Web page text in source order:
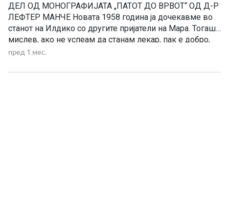
ДЕЛ ОД МОНОГРАФИЈАТА „ПАТОТ ДО ВРВОТ“ OД Д-Р
ЛЕФТЕР МАНЧЕ Новата 1958 година ја дочекавме во
станот на Илдико со другите пријатели на Мара. Тогаш
мислев, ако не успеам да станам лекар, пак е добро,
зашто имам убава девојка и почнав да чувствувам
професор по физичка култура пред […]
пред 1 мес.